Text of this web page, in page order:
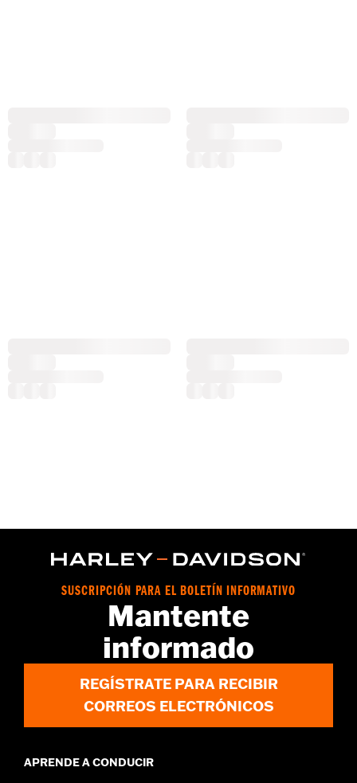
SUSCRIPCIÓN PARA EL BOLETÍN INFORMATIVO
Mantente
informado
REGÍSTRATE PARA RECIBIR
CORREOS ELECTRÓNICOS
APRENDE A CONDUCIR